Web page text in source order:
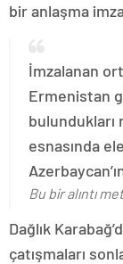
bir anlaşma
İmzalanan
Ermenistan
bulundukları
esnasında
Bu bir alıntı
Dağlık
çatışmaları